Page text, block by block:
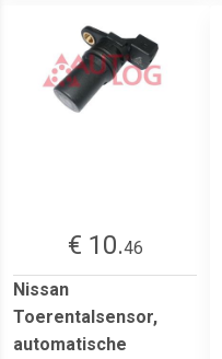
€ 10.46
Nissan
Toerentalsensor,
automatische